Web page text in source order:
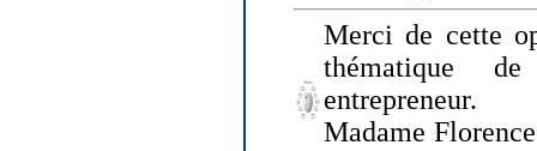
Merci de cette
thématique
entrepreneur.
Madame